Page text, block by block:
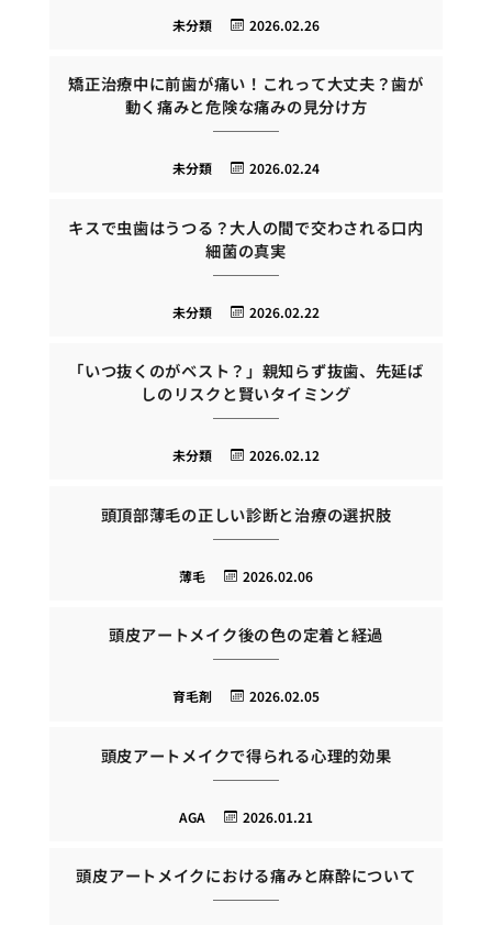
2026.02.26
未分類
矯正治療中に前歯が痛い！これって大丈夫？歯が
動く痛みと危険な痛みの見分け方
2026.02.24
未分類
キスで虫歯はうつる？大人の間で交わされる口内
細菌の真実
2026.02.22
未分類
「いつ抜くのがベスト？」親知らず抜歯、先延ば
しのリスクと賢いタイミング
2026.02.12
未分類
頭頂部薄毛の正しい診断と治療の選択肢
2026.02.06
薄毛
頭皮アートメイク後の色の定着と経過
2026.02.05
育毛剤
頭皮アートメイクで得られる心理的効果
2026.01.21
AGA
頭皮アートメイクにおける痛みと麻酔について